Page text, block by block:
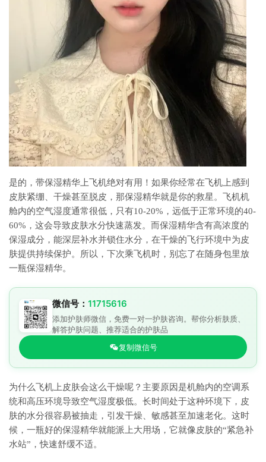
是的，带保湿精华上飞机绝对有用！如果你经常在飞机上感到
皮肤紧绷、干燥甚至脱皮，那保湿精华就是你的救星。飞机机
舱内的空气湿度通常很低，只有10-20%，远低于正常环境的40-
60%，这会导致皮肤水分快速蒸发。而保湿精华含有高浓度的
保湿成分，能深层补水并锁住水分，在干燥的飞行环境中为皮
肤提供持续保护。所以，下次乘飞机时，别忘了在随身包里放
一瓶保湿精华。
微信号： 11715616
添加护肤师微信，免费一对一护肤咨询。帮你分析肤质、
解答护肤问题、推荐适合的护肤品
复制微信号
为什么飞机上皮肤会这么干燥呢？主要原因是机舱内的空调系
统和高压环境导致空气湿度极低。长时间处于这种环境下，皮
肤的水分很容易被抽走，引发干燥、敏感甚至加速老化。这时
候，一瓶好的保湿精华就能派上大用场，它就像皮肤的“紧急补
水站”，快速舒缓不适。